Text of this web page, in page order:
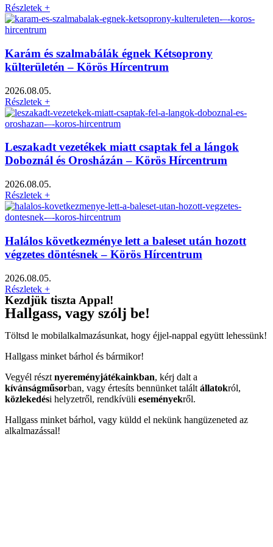
Részletek +
Karám és szalmabálák égnek Kétsoprony
külterületén – Körös Hírcentrum
2026.08.05.
Részletek +
Leszakadt vezetékek miatt csaptak fel a lángok
Doboznál és Orosházán – Körös Hírcentrum
2026.08.05.
Részletek +
Halálos következménye lett a baleset után hozott
végzetes döntésnek – Körös Hírcentrum
2026.08.05.
Részletek +
Kezdjük tiszta Appal!
Hallgass, vagy szólj be!
Töltsd le mobilalkalmazásunkat, hogy éjjel-nappal együtt lehessünk!
Hallgass minket bárhol és bármikor!
Vegyél részt nyereményjátékainkban, kérj dalt a
kívánságműsorban, vagy értesíts bennünket talált állatokról,
közlekedési helyzetről, rendkívüli eseményekről.
Hallgass minket bárhol, vagy küldd el nekünk hangüzeneted az
alkalmazással!